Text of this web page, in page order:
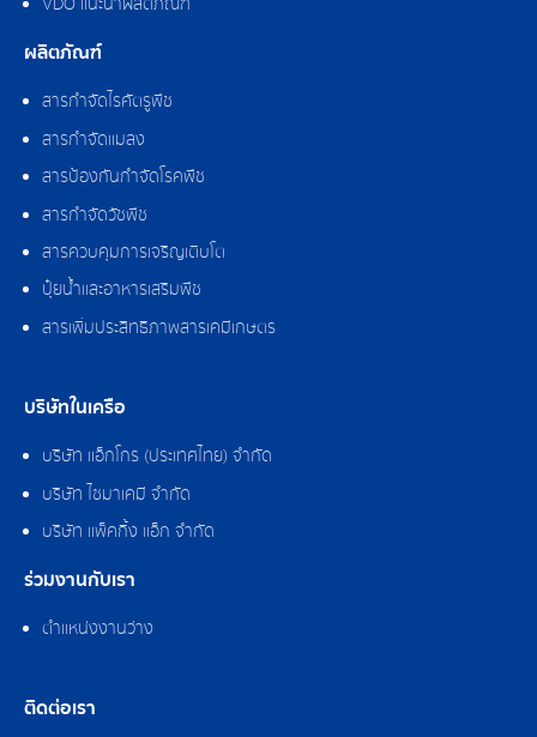
ผลิตภัณฑ์
สารกำจัดไรศัตรูพืช
สารกำจัดแมลง
สารป้องกันกำจัดโรคพืช
สารกำจัดวัชพืช
สารควบคุมการเจริญเติบโต
ปุ๋ยน้ำและอาหารเสริมพืช
สารเพิ่มประสิทธิภาพสารเคมีเกษตร
บริษัทในเครือ
บริษัท แอ็กโกร (ประเทศไทย) จำกัด
บริษัท ไซมาเคมี จำกัด
บริษัท แพ็คกิ้ง แอ็ก จำกัด
ร่วมงานกับเรา
ตำแหน่งงานว่าง
ติดต่อเรา